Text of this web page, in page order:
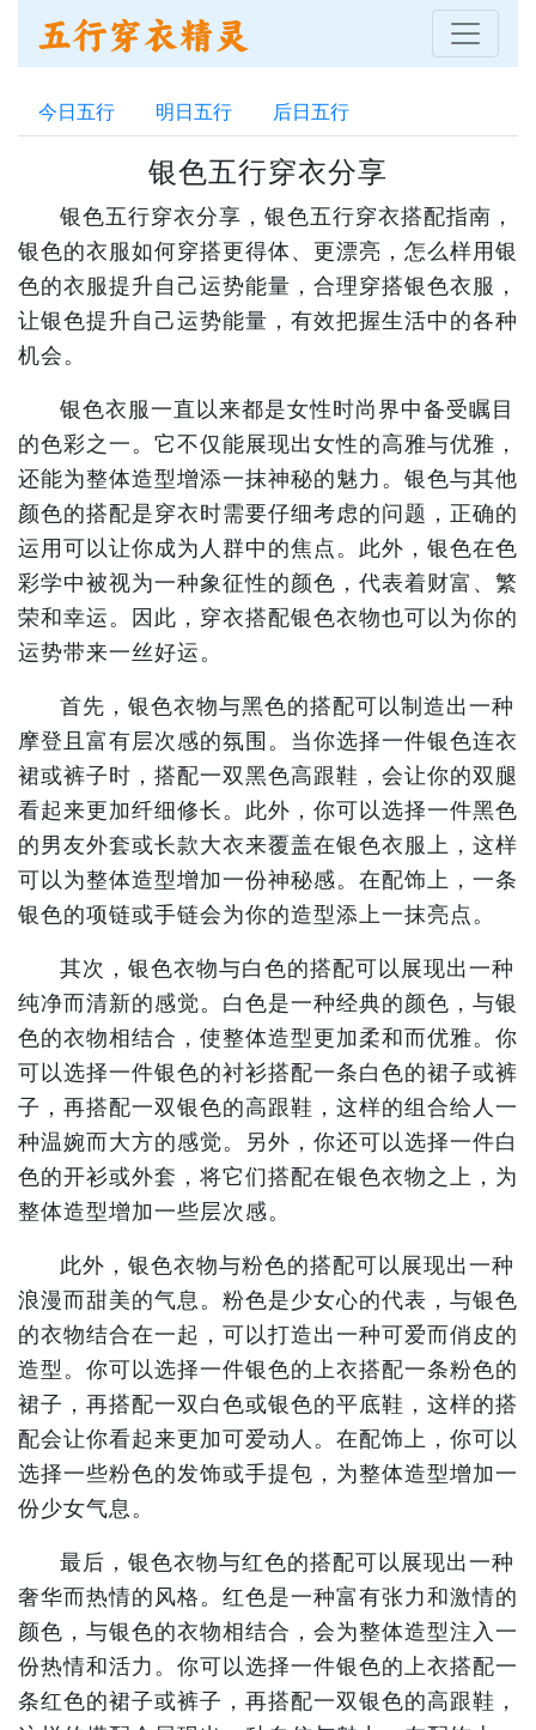
今日五行 明日五行 后日五行
银色五行穿衣分享
银色五行穿衣分享，银色五行穿衣搭配指南，
银色的衣服如何穿搭更得体、更漂亮，怎么样用银
色的衣服提升自己运势能量，合理穿搭银色衣服，
让银色提升自己运势能量，有效把握生活中的各种
机会。
银色衣服一直以来都是女性时尚界中备受瞩目
的色彩之一。它不仅能展现出女性的高雅与优雅，
还能为整体造型增添一抹神秘的魅力。银色与其他
颜色的搭配是穿衣时需要仔细考虑的问题，正确的
运用可以让你成为人群中的焦点。此外，银色在色
彩学中被视为一种象征性的颜色，代表着财富、繁
荣和幸运。因此，穿衣搭配银色衣物也可以为你的
运势带来一丝好运。
首先，银色衣物与黑色的搭配可以制造出一种
摩登且富有层次感的氛围。当你选择一件银色连衣
裙或裤子时，搭配一双黑色高跟鞋，会让你的双腿
看起来更加纤细修长。此外，你可以选择一件黑色
的男友外套或长款大衣来覆盖在银色衣服上，这样
可以为整体造型增加一份神秘感。在配饰上，一条
银色的项链或手链会为你的造型添上一抹亮点。
其次，银色衣物与白色的搭配可以展现出一种
纯净而清新的感觉。白色是一种经典的颜色，与银
色的衣物相结合，使整体造型更加柔和而优雅。你
可以选择一件银色的衬衫搭配一条白色的裙子或裤
子，再搭配一双银色的高跟鞋，这样的组合给人一
种温婉而大方的感觉。另外，你还可以选择一件白
色的开衫或外套，将它们搭配在银色衣物之上，为
整体造型增加一些层次感。
此外，银色衣物与粉色的搭配可以展现出一种
浪漫而甜美的气息。粉色是少女心的代表，与银色
的衣物结合在一起，可以打造出一种可爱而俏皮的
造型。你可以选择一件银色的上衣搭配一条粉色的
裙子，再搭配一双白色或银色的平底鞋，这样的搭
配会让你看起来更加可爱动人。在配饰上，你可以
选择一些粉色的发饰或手提包，为整体造型增加一
份少女气息。
最后，银色衣物与红色的搭配可以展现出一种
奢华而热情的风格。红色是一种富有张力和激情的
颜色，与银色的衣物相结合，会为整体造型注入一
份热情和活力。你可以选择一件银色的上衣搭配一
条红色的裙子或裤子，再搭配一双银色的高跟鞋，